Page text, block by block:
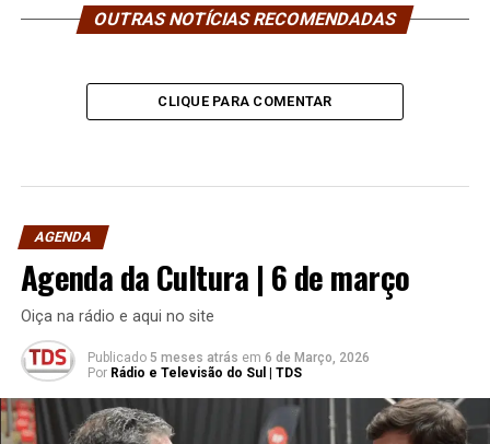
OUTRAS NOTÍCIAS RECOMENDADAS
CLIQUE PARA COMENTAR
AGENDA
Agenda da Cultura | 6 de março
Oiça na rádio e aqui no site
Publicado 5 meses atrás em 6 de Março, 2026
Por Rádio e Televisão do Sul | TDS